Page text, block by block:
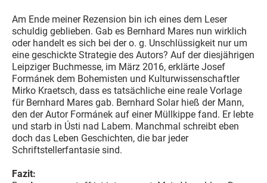
Am Ende meiner Rezension bin ich eines dem Leser
schuldig geblieben. Gab es Bernhard Mares nun wirklich
oder handelt es sich bei der o. g. Unschlüssigkeit nur um
eine geschickte Strategie des Autors? Auf der diesjährigen
Leipziger Buchmesse, im März 2016, erklärte Josef
Formánek dem Bohemisten und Kulturwissenschaftler
Mirko Kraetsch, dass es tatsächliche eine reale Vorlage
für Bernhard Mares gab. Bernhard Solar hieß der Mann,
den der Autor Formánek auf einer Müllkippe fand. Er lebte
und starb in Ústi nad Labem. Manchmal schreibt eben
doch das Leben Geschichten, die bar jeder
Schriftstellerfantasie sind.
Fazit: